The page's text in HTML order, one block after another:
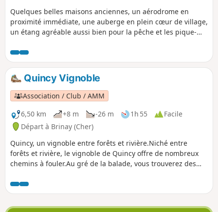
Quelques belles maisons anciennes, un aérodrome en
proximité immédiate, une auberge en plein cœur de village,
un étang agréable aussi bien pour la pêche et les pique-
invite à mieux connaître le village de Chavannes.
Quincy Vignoble
Association / Club / AMM
6,50 km
+8 m -26 m 1h 55
Facile
Départ à Brinay (Cher)
Quincy, un vignoble entre forêts et rivière.Niché entre
forêts et rivière, le vignoble de Quincy offre de nombreux
chemins à fouler.Au gré de la balade, vous trouverez des
différents âges et lieux.